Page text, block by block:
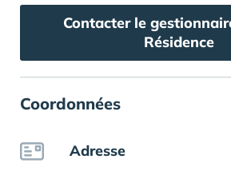
Contacter le
Résidence
Coordonnées
Adresse